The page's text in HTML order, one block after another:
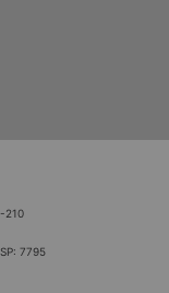
210
7795